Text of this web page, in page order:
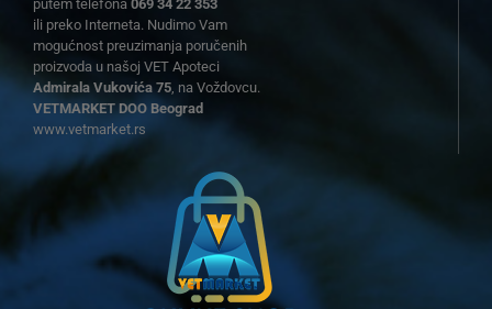
putem telefona 069 34 22 353
ili preko Interneta. Nudimo Vam
mogućnost preuzimanja poručenih
proizvoda u našoj VET Apoteci
Admirala Vukovića 75, na Voždovcu.
VETMARKET DOO Beograd
www.vetmarket.rs